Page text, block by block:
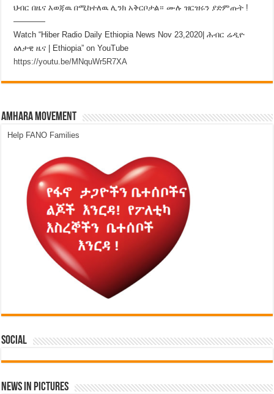
ህብር በዜና እወጃዉ በሚከተለዉ ሊንክ አቅርቦታል። ሙሉ ዝርዝሩን ያድምጡት !
————
Watch “Hiber Radio Daily Ethiopia News Nov 23,2020| ሕብር ሬዲዮ
ዕለታዊ ዜና | Ethiopia” on YouTube
https://youtu.be/MNquWr5R7XA
Amhara Movement
Help FANO Families
Social
News in Pictures